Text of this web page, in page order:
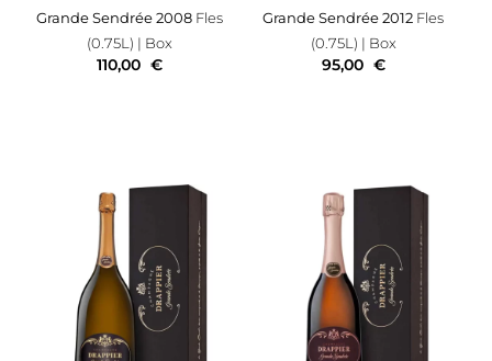
Grande Sendrée 2008 Fles
(0.75L) | Box
110,00 €
Grande Sendrée 2012 Fles
(0.75L) | Box
95,00 €